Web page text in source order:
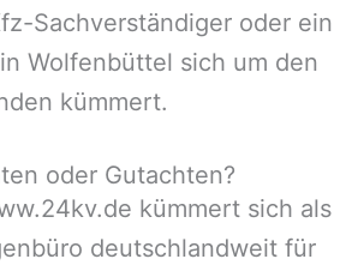
Sachverständiger oder ein
Wolfenbüttel sich um den
kümmert.
oder Gutachten?
kümmert sich als
deutschlandweit für